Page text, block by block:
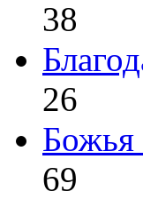
38
26
Божья
69